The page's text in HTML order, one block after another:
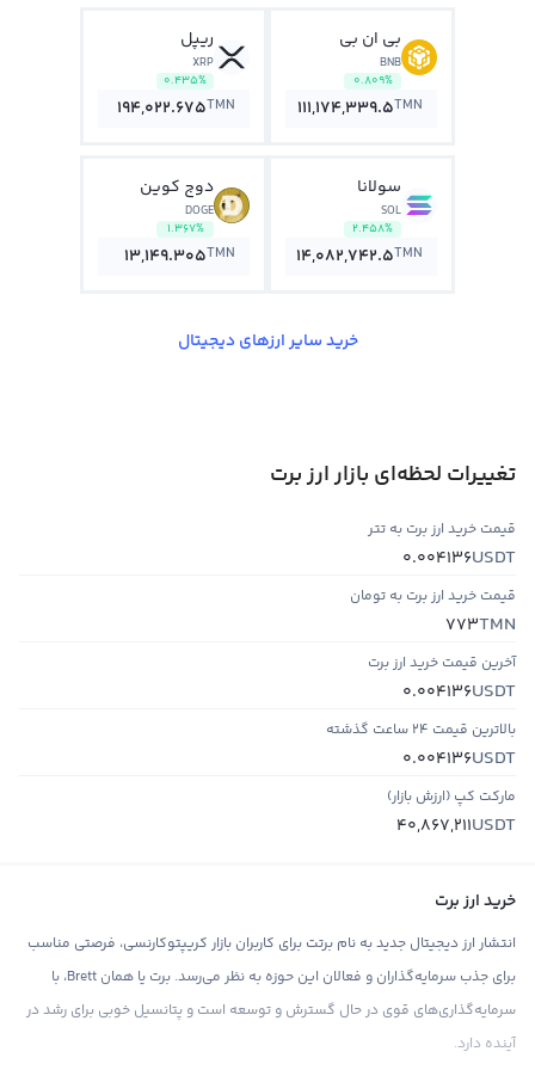
بی ان بی
BNB
0.809%
111,174,339.5TMN
ریپل
XRP
0.435%
194,022.675TMN
سولانا
SOL
2.458%
14,082,742.5TMN
دوج کوین
DOGE
1.367%
13,149.305TMN
خرید سایر ارزهای دیجیتال
تغییرات لحظه‌ای بازار ارز برت
قیمت خرید ارز برت به تتر
USDT
0.004136
قیمت خرید ارز برت به تومان
TMN
773
آخرین قیمت خرید ارز برت
USDT
0.004136
بالاترین قیمت ۲۴ ساعت گذشته
USDT
0.004136
مارکت کپ (ارزش بازار)
USDT
40,867,211
خرید ارز برت
انتشار ارز دیجیتال جدید به نام برتت برای کاربران بازار کریپتوکارنسی، فرصتی مناسب
برای جذب سرمایه‌گذاران و فعالان این حوزه به نظر می‌رسد. برت یا همان Brett، با
سرمایه‌گذاری‌های قوی در حال گسترش و توسعه است و پتانسیل خوبی برای رشد در
آینده دارد.